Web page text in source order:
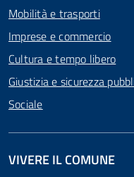
Mobilità e trasporti
Imprese e commercio
Cultura e tempo libero
Giustizia e sicurezza
Sociale
VIVERE IL COMUNE